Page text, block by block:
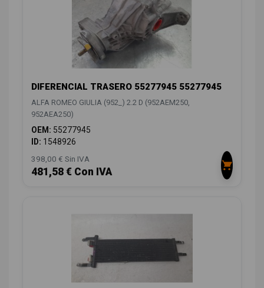
DIFERENCIAL TRASERO 55277945 55277945
ALFA ROMEO GIULIA (952_) 2.2 D (952AEM250,
952AEA250)
OEM: 55277945
ID: 1548926
398,00 € Sin IVA
481,58 € Con IVA